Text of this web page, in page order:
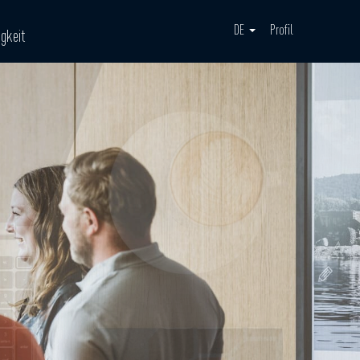
DE Profil